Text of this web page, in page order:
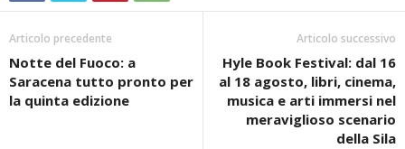
Articolo precedente
Notte del Fuoco: a
Saracena tutto pronto per
la quinta edizione
Articolo successivo
Hyle Book Festival: dal 16
al 18 agosto, libri, cinema,
musica e arti immersi nel
meraviglioso scenario
della Sila